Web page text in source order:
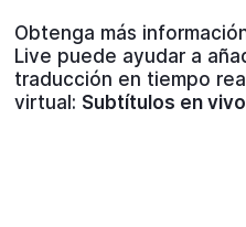
Obtenga más
Live puede ayudar a
traducción en tiempo
virtual: Subtítulos en